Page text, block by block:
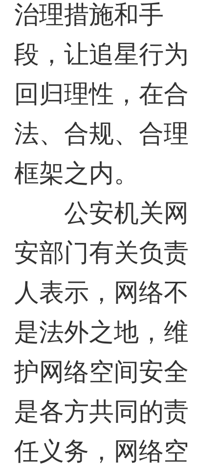
治理措施和手
段，让追星行为
回归理性，在合
法、合规、合理
框架之内。
公安机关网
安部门有关负责
人表示，网络不
是法外之地，维
护网络空间安全
是各方共同的责
任义务，网络空